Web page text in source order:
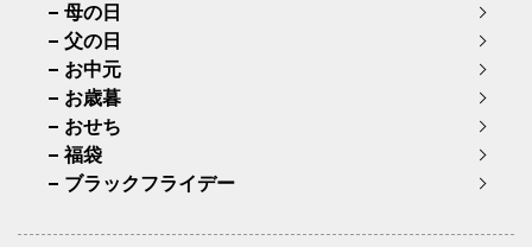
母の日
父の日
お中元
お歳暮
おせち
福袋
ブラックフライデー